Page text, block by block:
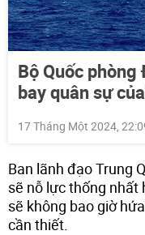
Bộ Quốc
bay quân sự
17 Tháng Một 2024,
Ban lãnh đạo Trung
sẽ nỗ lực thống nhất
sẽ không bao giờ
cần thiết.